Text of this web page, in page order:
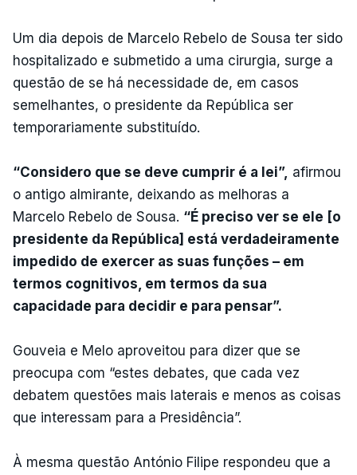
Um dia depois de Marcelo Rebelo de Sousa ter sido
hospitalizado e submetido a uma cirurgia, surge a
questão de se há necessidade de, em casos
semelhantes, o presidente da República ser
temporariamente substituído.
“Considero que se deve cumprir é a lei”, afirmou
o antigo almirante, deixando as melhoras a
Marcelo Rebelo de Sousa. “É preciso ver se ele [o
presidente da República] está verdadeiramente
impedido de exercer as suas funções – em
termos cognitivos, em termos da sua
capacidade para decidir e para pensar”.
Gouveia e Melo aproveitou para dizer que se
preocupa com “estes debates, que cada vez
debatem questões mais laterais e menos as coisas
que interessam para a Presidência”.
À mesma questão António Filipe respondeu que a